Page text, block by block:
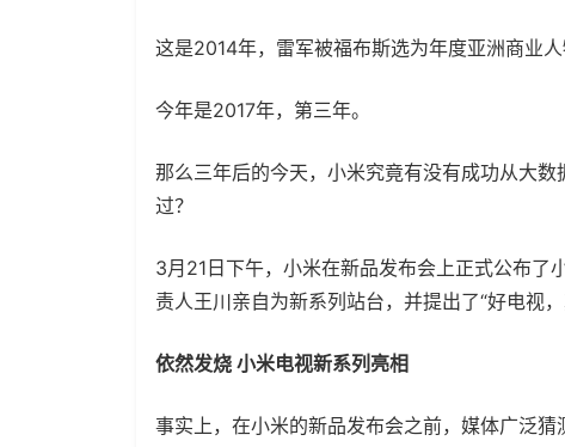
这是2014年，雷军被福布斯选为年度亚洲商业人
今年是2017年，第三年。
那么三年后的今天，小米究竟有没有成功从大
过？
3月21日下午，小米在新品发布会上正式公布
责人王川亲自为新系列站台，并提出了“好电视，
依然发烧 小米电视新系列亮相
事实上，在小米的新品发布会之前，媒体广泛